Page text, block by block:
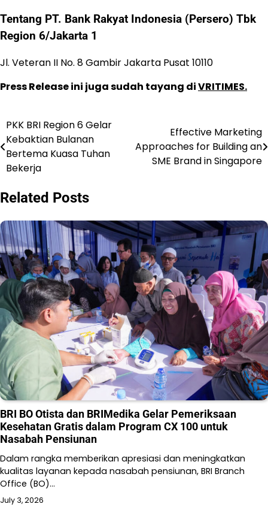
Tentang PT. Bank Rakyat Indonesia (Persero) Tbk
Region 6/Jakarta 1
Jl. Veteran II No. 8 Gambir Jakarta Pusat 10110
Press Release ini juga sudah tayang diVRITIMES.
Post
navigation
PKK BRI Region 6 Gelar
Kebaktian Bulanan
Bertema Kuasa Tuhan
Bekerja
Effective Marketing
Approaches for Building an
SME Brand in Singapore
Related Posts
BRI BO Otista dan BRIMedika Gelar Pemeriksaan
Kesehatan Gratis dalam Program CX 100 untuk
Nasabah Pensiunan
Dalam rangka memberikan apresiasi dan meningkatkan
kualitas layanan kepada nasabah pensiunan, BRI Branch
Office (BO)…
July 3, 2026